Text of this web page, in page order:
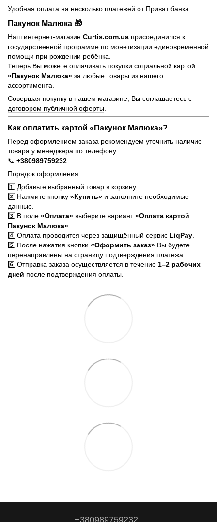
Удобная оплата на несколько платежей от Приват банка
Пакунок Малюка 🎁
Наш интернет-магазин Curtis.com.ua присоединился к
государственной программе по монетизации единовременной
помощи при рождении ребёнка.
Теперь Вы можете оплачивать покупки социальной картой
«Пакунок Малюка» за любые товары из нашего
ассортимента.
Совершая покупку в нашем магазине, Вы соглашаетесь с
договором публичной оферты.
Как оплатить картой «Пакунок Малюка»?
Перед оформлением заказа рекомендуем уточнить наличие
товара у менеджера по телефону:
📞 +380989759232
Порядок оформления:
1️⃣ Добавьте выбранный товар в корзину.
2️⃣ Нажмите кнопку «Купить» и заполните необходимые
данные.
3️⃣ В поле «Оплата» выберите вариант«Оплата картой
Пакунок Малюка».
4️⃣ Оплата проводится через защищённый сервис LiqPay.
5️⃣ После нажатия кнопки «Оформить заказ» Вы будете
перенаправлены на страницу подтверждения платежа.
6️⃣ Отправка заказа осуществляется в течение 1–2 рабочих
дней после подтверждения оплаты.
+380989759232